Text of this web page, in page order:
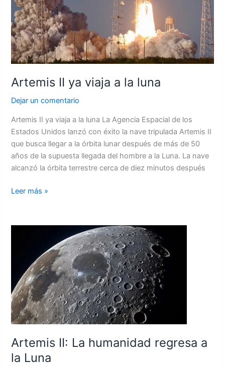
Artemis II ya viaja a la luna
Dejar un comentario
Artemis II ya viaja a la luna La Agencia Espacial de los
Estados Unidos lanzó con éxito la nave tripulada Artemis II
que busca llegar a la órbita lunar después de más de 50
años de la supuesta llegada del hombre a la Luna. La nave
alcanzó la órbita terrestre cerca de diez minutos después
luna
Leer más »
Artemis II: La humanidad regresa a
la Luna
humanidad
regresa
a
la
Luna